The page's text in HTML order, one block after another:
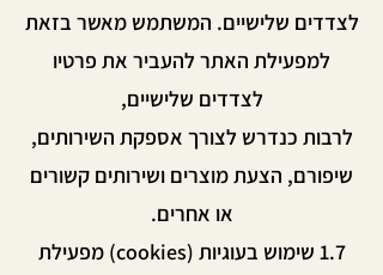
לצדדים שלישיים. המשתמש מאשר בזאת
למפעילת האתר להעביר את פרטיו
לצדדים שלישיים,
לרבות כנדרש לצורך אספקת השירותים,
שיפורם, הצעת מוצרים ושירותים קשורים
או אחרים.
1.7 שימוש בעוגיות (cookies) מפעילת